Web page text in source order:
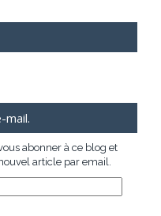
mail.
abonner à ce blog et
article par email.